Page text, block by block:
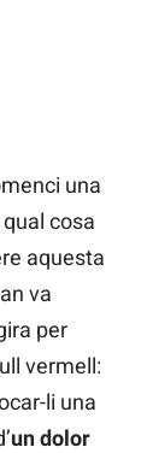
una
cosa
aquesta
va
per
vermell:
li una
un dolor